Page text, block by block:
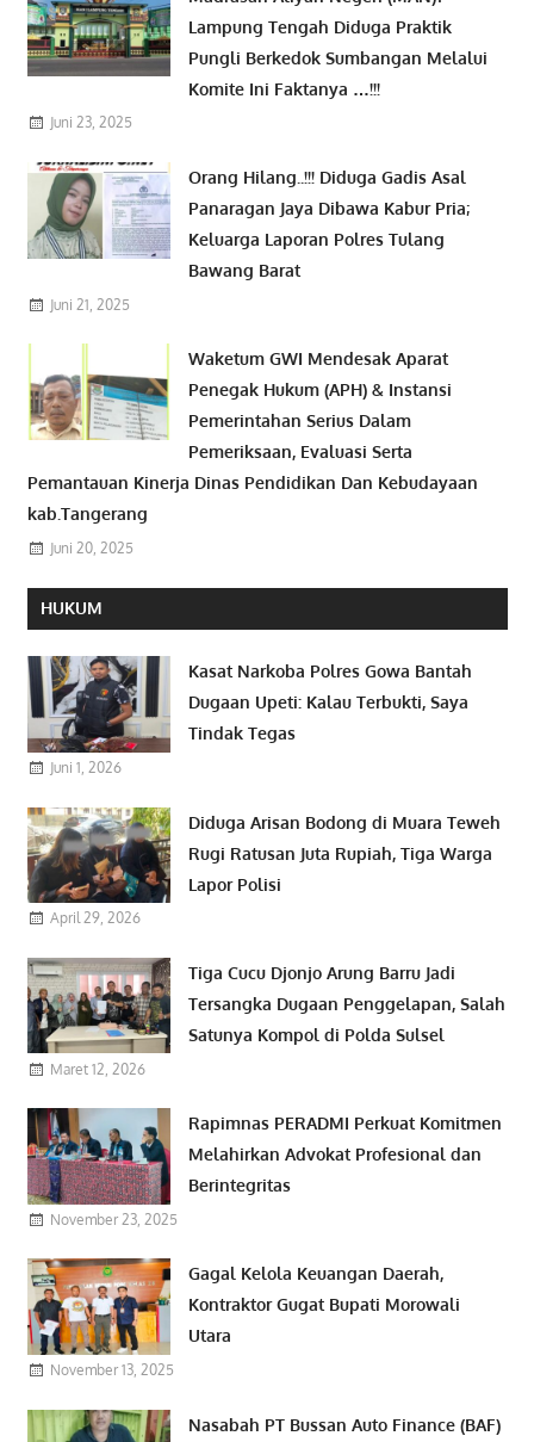
Lampung Tengah Diduga Praktik
Pungli Berkedok Sumbangan Melalui
Komite Ini Faktanya …!!!
Juni 23, 2025
Orang Hilang..!!! Diduga Gadis Asal
Panaragan Jaya Dibawa Kabur Pria;
Keluarga Laporan Polres Tulang
Bawang Barat
Juni 21, 2025
Waketum GWI Mendesak Aparat
Penegak Hukum (APH) & Instansi
Pemerintahan Serius Dalam
Pemeriksaan, Evaluasi Serta
Pemantauan Kinerja Dinas Pendidikan Dan Kebudayaan
kab.Tangerang
Juni 20, 2025
HUKUM
Kasat Narkoba Polres Gowa Bantah
Dugaan Upeti: Kalau Terbukti, Saya
Tindak Tegas
Juni 1, 2026
Diduga Arisan Bodong di Muara Teweh
Rugi Ratusan Juta Rupiah, Tiga Warga
Lapor Polisi
April 29, 2026
Tiga Cucu Djonjo Arung Barru Jadi
Tersangka Dugaan Penggelapan, Salah
Satunya Kompol di Polda Sulsel
Maret 12, 2026
Rapimnas PERADMI Perkuat Komitmen
Melahirkan Advokat Profesional dan
Berintegritas
November 23, 2025
Gagal Kelola Keuangan Daerah,
Kontraktor Gugat Bupati Morowali
Utara
November 13, 2025
Nasabah PT Bussan Auto Finance (BAF)